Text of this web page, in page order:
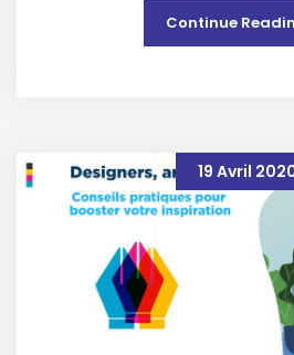
Continue
19 Avril